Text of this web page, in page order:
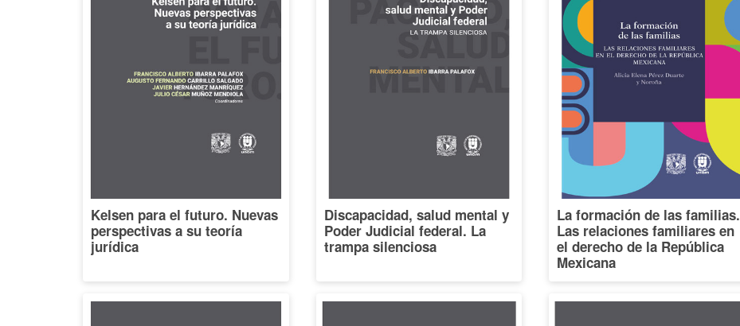
Kelsen para el futuro. Nuevas
perspectivas a su teoría
jurídica
Discapacidad, salud mental y
Poder Judicial federal. La
trampa silenciosa
La formación de las familias.
Las relaciones familiares en
el derecho de la República
Mexicana